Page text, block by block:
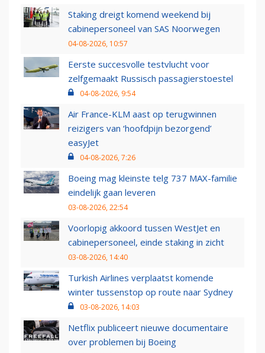
Staking dreigt komend weekend bij
cabinepersoneel van SAS Noorwegen
04-08-2026, 10:57
Eerste succesvolle testvlucht voor
zelfgemaakt Russisch passagierstoestel
04-08-2026, 9:54
Air France-KLM aast op terugwinnen
reizigers van ‘hoofdpijn bezorgend’
easyJet
04-08-2026, 7:26
Boeing mag kleinste telg 737 MAX-familie
eindelijk gaan leveren
03-08-2026, 22:54
Voorlopig akkoord tussen WestJet en
cabinepersoneel, einde staking in zicht
03-08-2026, 14:40
Turkish Airlines verplaatst komende
winter tussenstop op route naar Sydney
03-08-2026, 14:03
Netflix publiceert nieuwe documentaire
over problemen bij Boeing